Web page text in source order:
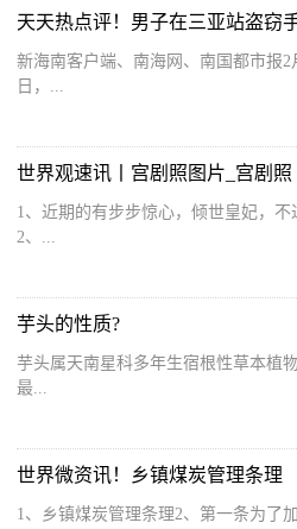
新海南客户端、南海网、南国都市报
日，...
世界观速讯丨宫剧照图片_宫剧照
1、近期的有步步惊心，倾世皇妃，不
2、...
芋头的性质?
芋头属天南星科多年生宿根性草本植
最...
世界微资讯！乡镇煤炭管理条理
1、乡镇煤炭管理条理2、第一条为了